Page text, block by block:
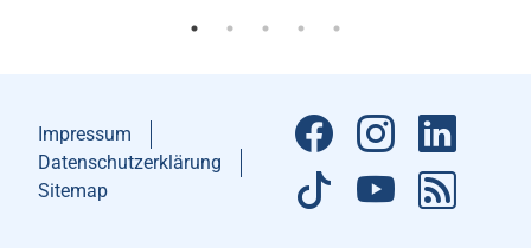
Impressum
Datenschutzerklärung
Sitemap